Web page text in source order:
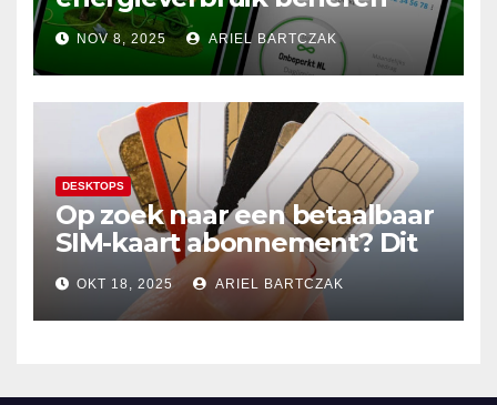
met de Budget Thuis App
NOV 8, 2025 ARIEL BARTCZAK
DESKTOPS
Op zoek naar een betaalbaar
SIM-kaart abonnement? Dit
20GB data-abonnement is
super voordelig in Nederland
en de EU!
OKT 18, 2025 ARIEL BARTCZAK